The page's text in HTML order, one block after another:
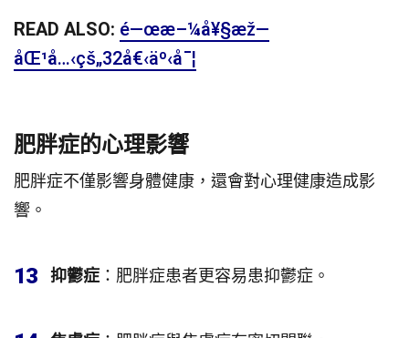
READ ALSO: é—œæ–¼å¥§æž—
åŒ¹å…‹çš„32å€‹äº‹å¯¦
肥胖症的心理影響
肥胖症不僅影響身體健康，還會對心理健康造成影
響。
13 抑鬱症 ：肥胖症患者更容易患抑鬱症。